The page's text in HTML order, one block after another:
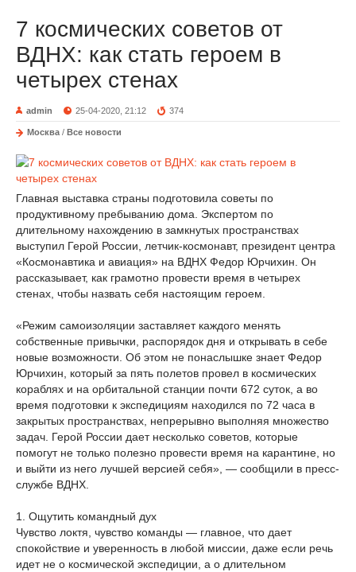
7 космических советов от
ВДНХ: как стать героем в
четырех стенах
admin 25-04-2020, 21:12 374
Москва / Все новости
Главная выставка страны подготовила советы по
продуктивному пребыванию дома. Экспертом по
длительному нахождению в замкнутых пространствах
выступил Герой России, летчик-космонавт, президент центра
«Космонавтика и авиация» на ВДНХ Федор Юрчихин. Он
рассказывает, как грамотно провести время в четырех
стенах, чтобы назвать себя настоящим героем.
«Режим самоизоляции заставляет каждого менять
собственные привычки, распорядок дня и открывать в себе
новые возможности. Об этом не понаслышке знает Федор
Юрчихин, который за пять полетов провел в космических
кораблях и на орбитальной станции почти 672 суток, а во
время подготовки к экспедициям находился по 72 часа в
закрытых пространствах, непрерывно выполняя множество
задач. Герой России дает несколько советов, которые
помогут не только полезно провести время на карантине, но
и выйти из него лучшей версией себя», — сообщили в пресс-
службе ВДНХ.
1. Ощутить командный дух
Чувство локтя, чувство команды — главное, что дает
спокойствие и уверенность в любой миссии, даже если речь
идет не о космической экспедиции, а о длительном